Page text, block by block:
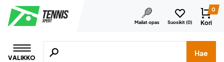
Mailat opas Suosikit (0)
0
Kori
VALIKKO
Hae tuotteita, merkkejä jne.
Hae